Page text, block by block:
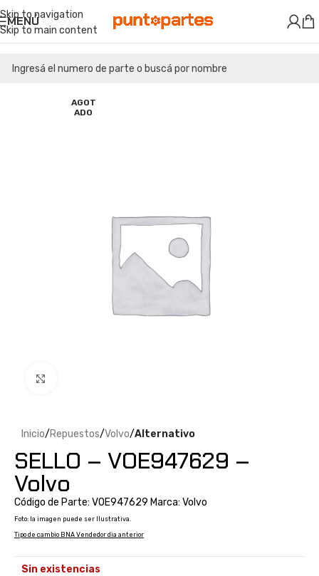
Skip to navigation
Skip to main content
MENÚ
AGOT
ADO
Inicio Repuestos Volvo Alternativo
SELLO – VOE947629 –
Volvo
Código de Parte: VOE947629 Marca: Volvo
Foto: la imagen puede ser Ilustrativa.
Tipo de cambio BNA Vendedor dia anterior
Sin existencias